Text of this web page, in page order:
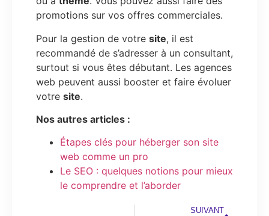
promotions sur vos offres commerciales.
Pour la gestion de votre site, il est
recommandé de s’adresser à un consultant,
surtout si vous êtes débutant. Les agences
web peuvent aussi booster et faire évoluer
votre site.
Nos autres articles :
Étapes clés pour héberger son site
web comme un pro
Le SEO : quelques notions pour mieux
le comprendre et l’aborder
SUIVANT